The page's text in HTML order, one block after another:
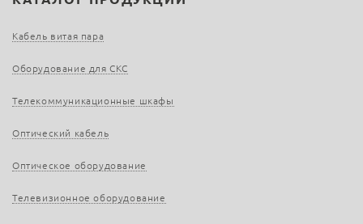
Кабель витая пара
Оборудование для СКС
Телекоммуникационные шкафы
Оптический кабель
Оптическое оборудование
Телевизионное оборудование